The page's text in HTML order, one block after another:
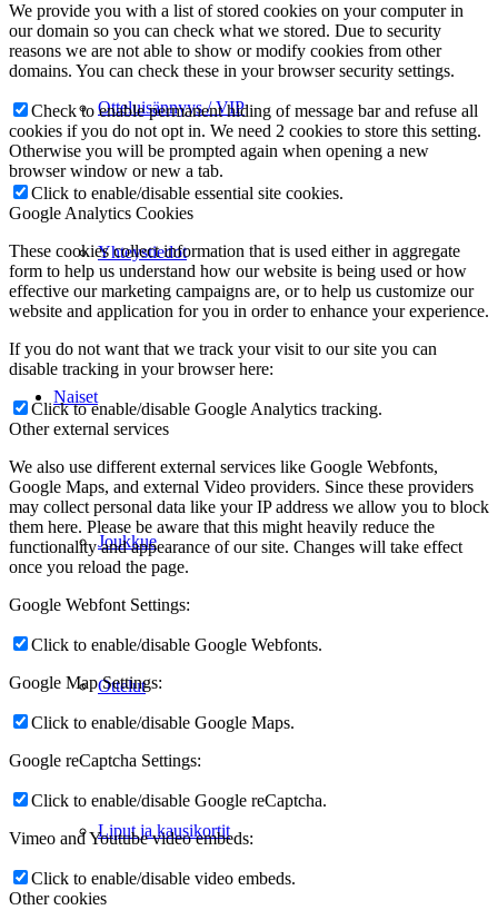
Otteluisännyys / VIP
Yhteystiedot
Naiset
Joukkue
Ottelut
Liput ja kausikortit
We provide you with a list of stored cookies on your computer in
our domain so you can check what we stored. Due to security
reasons we are not able to show or modify cookies from other
domains. You can check these in your browser security settings.
Check to enable permanent hiding of message bar and refuse all
cookies if you do not opt in. We need 2 cookies to store this setting.
Otherwise you will be prompted again when opening a new
browser window or new a tab.
Click to enable/disable essential site cookies.
Google Analytics Cookies
These cookies collect information that is used either in aggregate
form to help us understand how our website is being used or how
effective our marketing campaigns are, or to help us customize our
website and application for you in order to enhance your experience.
If you do not want that we track your visit to our site you can
disable tracking in your browser here:
Click to enable/disable Google Analytics tracking.
Other external services
We also use different external services like Google Webfonts,
Google Maps, and external Video providers. Since these providers
may collect personal data like your IP address we allow you to block
them here. Please be aware that this might heavily reduce the
functionality and appearance of our site. Changes will take effect
once you reload the page.
Google Webfont Settings:
Click to enable/disable Google Webfonts.
Google Map Settings:
Click to enable/disable Google Maps.
Google reCaptcha Settings:
Click to enable/disable Google reCaptcha.
Vimeo and Youtube video embeds:
Click to enable/disable video embeds.
Other cookies